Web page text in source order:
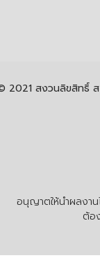
อนุญาตให้นำผลงา
ต้อ
2021 สงวนลิขสิทธิ์ ส